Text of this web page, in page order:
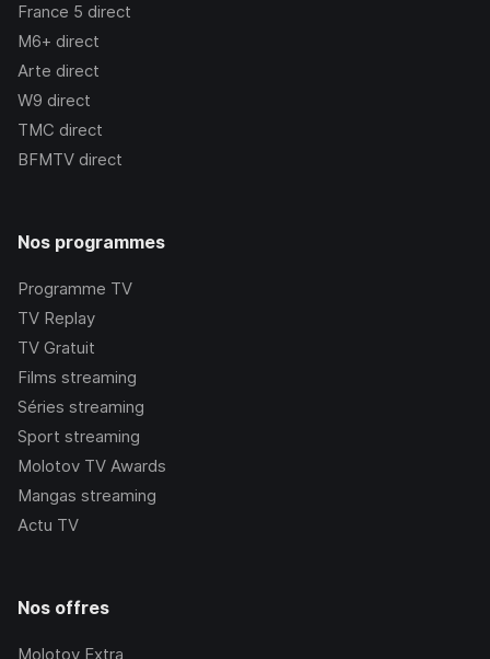
France 5 direct
M6+ direct
Arte direct
W9 direct
TMC direct
BFMTV direct
Nos programmes
Programme TV
TV Replay
TV Gratuit
Films streaming
Séries streaming
Sport streaming
Molotov TV Awards
Mangas streaming
Actu TV
Nos offres
Molotov Extra